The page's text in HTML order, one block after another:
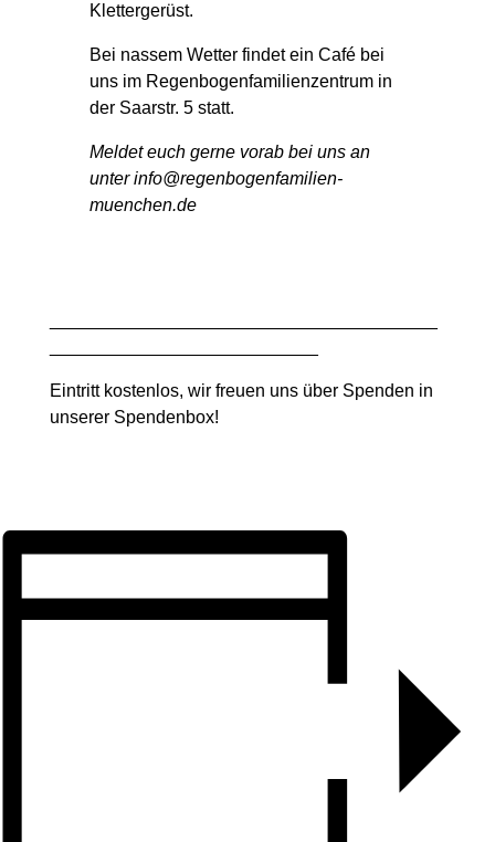
Klettergerüst.
Bei nassem Wetter findet ein Café bei
uns im Regenbogenfamilienzentrum in
der Saarstr. 5 statt.
Meldet euch gerne vorab bei uns an
unter info@regenbogenfamilien-
muenchen.de
Eintritt kostenlos, wir freuen uns über Spenden in
unserer Spendenbox!